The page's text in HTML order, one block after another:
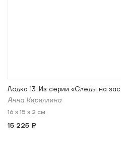
Лодка 13. Из серии «Следы на
Анна Кириллина
16 x 15 x 2 см
15 225 ₽